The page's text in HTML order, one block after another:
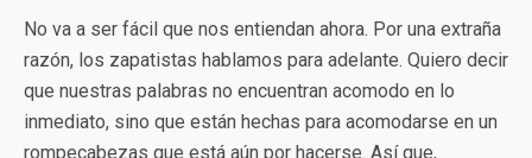
No va a ser fácil que nos entiendan ahora. Por una extraña
razón, los zapatistas hablamos para adelante. Quiero decir
que nuestras palabras no encuentran acomodo en lo
inmediato, sino que están hechas para acomodarse en un
rompecabezas que está aún por hacerse. Así que,